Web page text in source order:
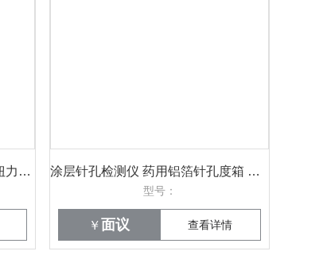
WTT-05饮料瓶盖扭矩仪 防伪盖扭力检测仪 威申科技 涂层针孔检测仪 药用铝箔针孔度箱 针孔仪 WAPT-II威申科技
型号：
￥ 面议 查看详情